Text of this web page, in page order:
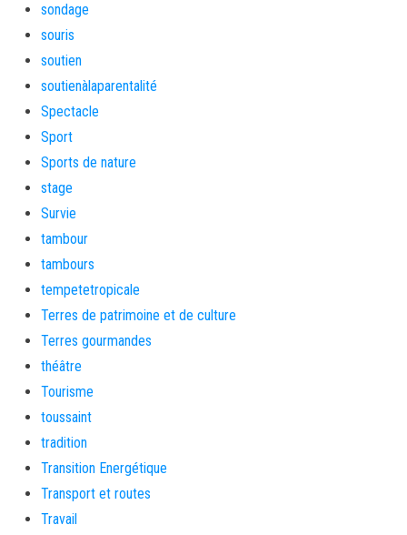
sondage
souris
soutien
soutienàlaparentalité
Spectacle
Sport
Sports de nature
stage
Survie
tambour
tambours
tempetetropicale
Terres de patrimoine et de culture
Terres gourmandes
théâtre
Tourisme
toussaint
tradition
Transition Energétique
Transport et routes
Travail